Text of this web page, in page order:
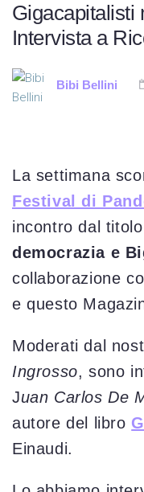
Gigacapitalisti
Intervista a
Bibi Bellini
La settimana
Festival di
incontro dal
democrazia e
collaborazione
e questo
Moderati dal
Ingrosso, sono
Juan Carlos De
autore del libro
Einaudi.